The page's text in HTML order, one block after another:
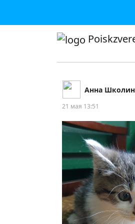
Анна
21 мая 13:51